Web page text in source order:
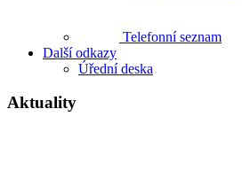
Telefonní seznam
Další odkazy
Úřední deska
Aktuality